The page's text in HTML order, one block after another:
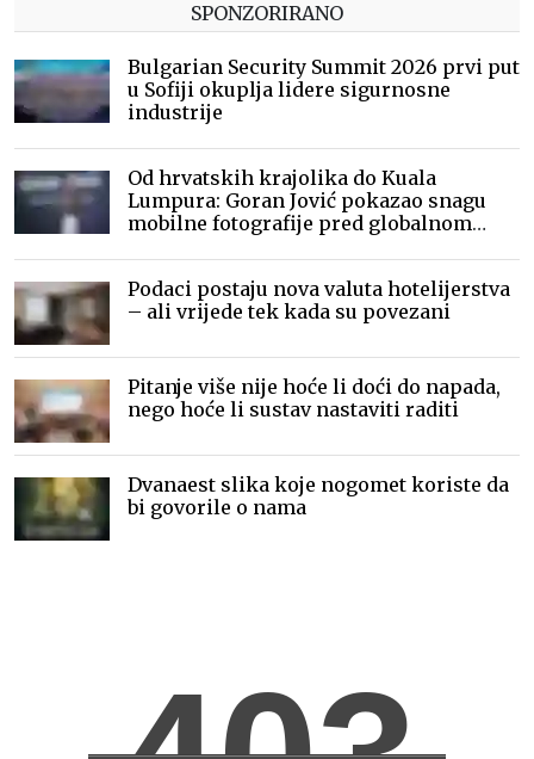
SPONZORIRANO
Bulgarian Security Summit 2026 prvi put
u Sofiji okuplja lidere sigurnosne
industrije
Od hrvatskih krajolika do Kuala
Lumpura: Goran Jović pokazao snagu
mobilne fotografije pred globalnom
Podaci postaju nova valuta hotelijerstva
– ali vrijede tek kada su povezani
Pitanje više nije hoće li doći do napada,
nego hoće li sustav nastaviti raditi
Dvanaest slika koje nogomet koriste da
bi govorile o nama